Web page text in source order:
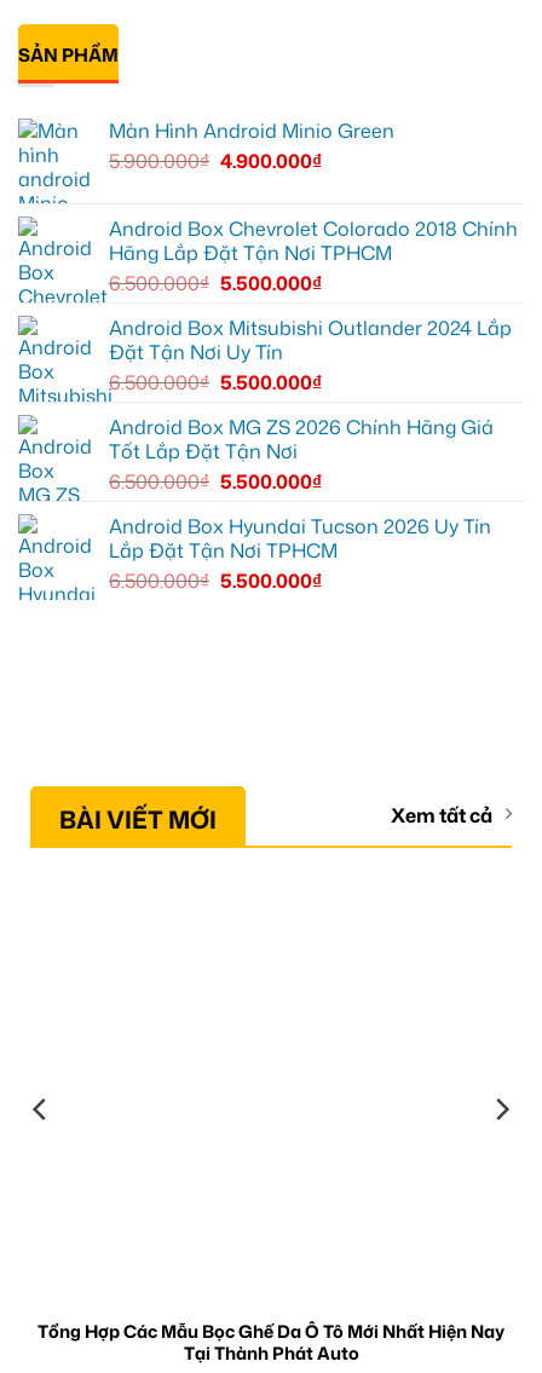
giới
hạn
Quận
12
Minio
Green
cho
Suzuki
Quận
tiện
ích
Android
box
Geely
Quận
nâng
có
luận
ở
Chú
Everest
tại
Thủ
cần
ánh
sáng
tốt
hơn
SẢN PHẨM
Màn Hình Android Minio Green
5.900.000₫ 4.900.000₫
Android Box Chevrolet Colorado 2018 Chính
Hãng Lắp Đặt Tận Nơi TPHCM
6.500.000₫ 5.500.000₫
Android Box Mitsubishi Outlander 2024 Lắp
Đặt Tận Nơi Uy Tín
6.500.000₫ 5.500.000₫
Android Box MG ZS 2026 Chính Hãng Giá
Tốt Lắp Đặt Tận Nơi
6.500.000₫ 5.500.000₫
Android Box Hyundai Tucson 2026 Uy Tín
Lắp Đặt Tận Nơi TPHCM
6.500.000₫ 5.500.000₫
BÀI VIẾT MỚI Xem tất cả
Tổng Hợp Các Mẫu Bọc Ghế Da Ô Tô Mới Nhất Hiện Nay
Tại Thành Phát Auto